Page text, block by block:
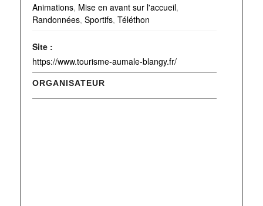
Animations, Mise en avant sur l'accueil,
Randonnées, Sportifs, Téléthon
Site :
https://www.tourisme-aumale-blangy.fr/
ORGANISATEUR